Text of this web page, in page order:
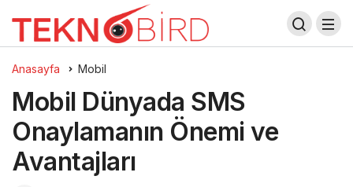
Anasayfa Mobil
Mobil Dünyada SMS
Onaylamanın Önemi ve
Avantajları